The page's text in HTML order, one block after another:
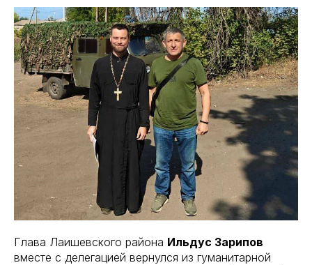
Глава Лаишевского района Ильдус Зарипов
вместе с делегацией вернулся из гуманитарной